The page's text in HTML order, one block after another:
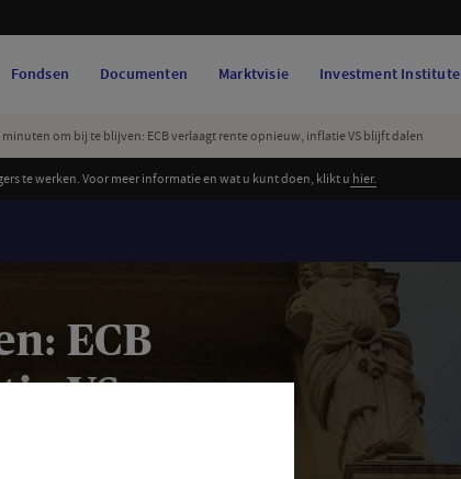
Fondsen Documenten Marktvisie Investment Institute
minuten om bij te blijven: ECB verlaagt rente opnieuw, inflatie VS blijft dalen
te werken. Voor meer informatie en wat u kunt doen, klikt u hier.
ECB
VS